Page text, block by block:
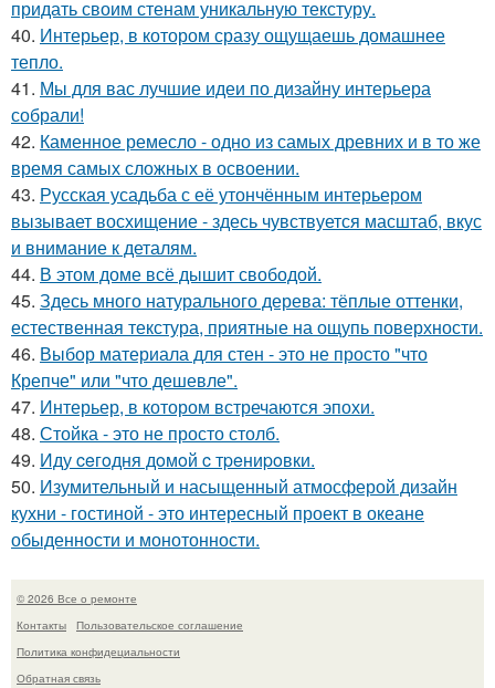
придать своим стенам уникальную текстуру.
40. Интерьер, в котором сразу ощущаешь домашнее
тепло.
41. Мы для вас лучшие идеи по дизайну интерьера
собрали!
42. Каменное ремесло - одно из самых древних и в то же
время самых сложных в освоении.
43. Русская усадьба с её утончённым интерьером
вызывает восхищение - здесь чувствуется масштаб, вкус
и внимание к деталям.
44. В этом доме всё дышит свободой.
45. Здесь много натурального дерева: тёплые оттенки,
естественная текстура, приятные на ощупь поверхности.
46. Выбор материала для стен - это не просто "что
Крепче" или "что дешевле".
47. Интерьер, в котором встречаются эпохи.
48. Стойка - это не просто столб.
49. Иду ceгoдня дoмoй c тpeниpoвки.
50. Изумительный и насыщенный атмосферой дизайн
кухни - гостиной - это интересный проект в океане
обыденности и монотонности.
© 2026 Все о ремонте
Контакты
Пользовательское соглашение
Политика конфидециальности
Обратная связь